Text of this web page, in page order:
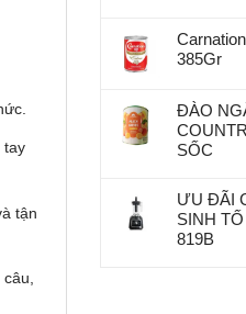
385Gr
ĐÀO
SỐC
ƯU ĐÃI
SINH
819B
tay
tận